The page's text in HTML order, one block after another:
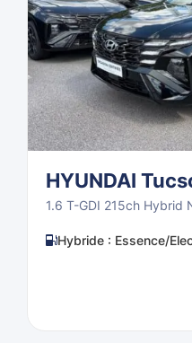
HYUNDAI
1.6 T-GDI 215ch Hybrid
Hybride : Essence/